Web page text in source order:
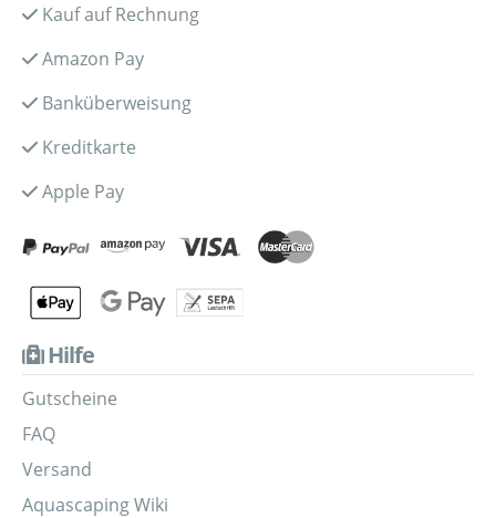
Kauf auf Rechnung
Amazon Pay
Banküberweisung
Kreditkarte
Apple Pay
Hilfe
Gutscheine
FAQ
Versand
Aquascaping Wiki